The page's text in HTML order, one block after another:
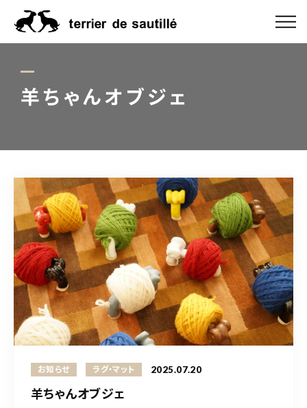
羊ちゃんオブジェ
お知らせ ラグ・マット 2025.07.20
羊ちゃんオブジェ
ABOUT US
CATEGORY
RUG GUIDE
NEWS
ONLINE SHOP
CONTACT
営業時間
11:00～18:00